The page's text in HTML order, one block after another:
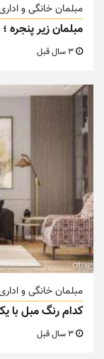
مبلمان خانگی و
مبلمان زیر
مبلمان خانگی و
کدام رنگ مبل با